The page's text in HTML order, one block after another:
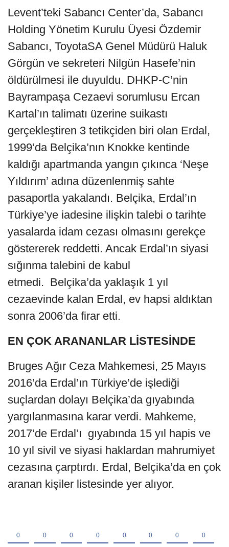
Levent’teki Sabancı Center’da, Sabancı
Holding Yönetim Kurulu Üyesi Özdemir
Sabancı, ToyotaSA Genel Müdürü Haluk
Görgün ve sekreteri Nilgün Hasefe’nin
öldürülmesi ile duyuldu. DHKP-C’nin
Bayrampaşa Cezaevi sorumlusu Ercan
Kartal’ın talimatı üzerine suikastı
gerçekleştiren 3 tetikçiden biri olan Erdal,
1999’da Belçika’nın Knokke kentinde
kaldığı apartmanda yangın çıkınca ‘Neşe
Yıldırım’ adına düzenlenmiş sahte
pasaportla yakalandı. Belçika, Erdal’ın
Türkiye’ye iadesine ilişkin talebi o tarihte
yasalarda idam cezası olmasını gerekçe
göstererek reddetti. Ancak Erdal’ın siyasi
sığınma talebini de kabul
etmedi. Belçika’da yaklaşık 1 yıl
cezaevinde kalan Erdal, ev hapsi aldıktan
sonra 2006’da firar etti.
EN ÇOK ARANANLAR LİSTESİNDE
Bruges Ağır Ceza Mahkemesi, 25 Mayıs
2016’da Erdal’ın Türkiye’de işlediği
suçlardan dolayı Belçika’da gıyabında
yargılanmasına karar verdi. Mahkeme,
2017’de Erdal’ı gıyabında 15 yıl hapis ve
10 yıl sivil ve siyasi haklardan mahrumiyet
cezasına çarptırdı. Erdal, Belçika’da en çok
aranan kişiler listesinde yer alıyor.